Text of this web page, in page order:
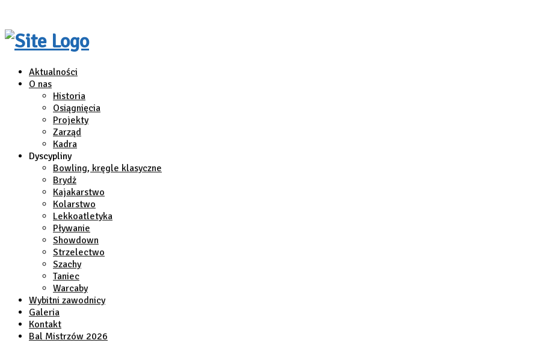
Aktualności
O nas
Historia
Osiągnięcia
Projekty
Zarząd
Kadra
Dyscypliny
Bowling, kręgle klasyczne
Brydż
Kajakarstwo
Kolarstwo
Lekkoatletyka
Pływanie
Showdown
Strzelectwo
Szachy
Taniec
Warcaby
Wybitni zawodnicy
Galeria
Kontakt
Bal Mistrzów 2026